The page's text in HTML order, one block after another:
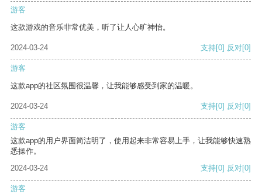
游客
这款游戏的音乐非常优美，听了让人心旷神怡。
2024-03-24 支持[0] 反对[0]
游客
这款app的社区氛围很温馨，让我能够感受到家的温暖。
2024-03-24 支持[0] 反对[0]
游客
这款app的用户界面简洁明了，使用起来非常容易上手，让我能够快速熟
悉操作。
2024-03-24
支持[0] 反对[0]
游客